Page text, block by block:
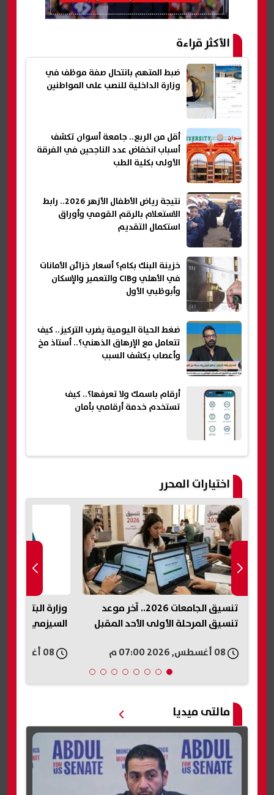
الأكثر قراءة
ضبط المتهم بانتحال صفة موظف في
وزارة الداخلية للنصب على المواطنين
أقل من الربع.. جامعة أسوان تكشف
أسباب انخفاض عدد الناجحين في الفرقة
الأولى بكلية الطب
نتيجة رياض الأطفال الأزهر 2026.. رابط
الاستعلام بالرقم القومي وأوراق
استكمال التقديم
خزينة البنك بكام؟ أسعار خزائن الأمانات
في الأهلي وCIB والتعمير والإسكان
وأبوظبي الأول
ضغط الحياة اليومية يضرب التركيز.. كيف
تتعامل مع الإرهاق الذهني؟.. أستاذ مخ
وأعصاب يكشف السبب
أرقام باسمك ولا تعرفها؟.. كيف
تستخدم خدمة أرقامي بأمان
اختيارات المحرر
تنسيق الجامعات 2026.. آخر موعد
تنسيق المرحلة الأولى الأحد المقبل
وزارة البترول
السيزمي في
مالتى ميديا